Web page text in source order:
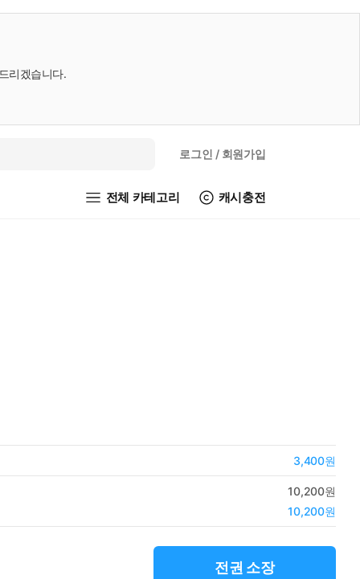
리겠습니다.
로그인 / 회원가입
전체 카테고리 캐시충전
3,400원
10,200원
10,200원
전권 소장